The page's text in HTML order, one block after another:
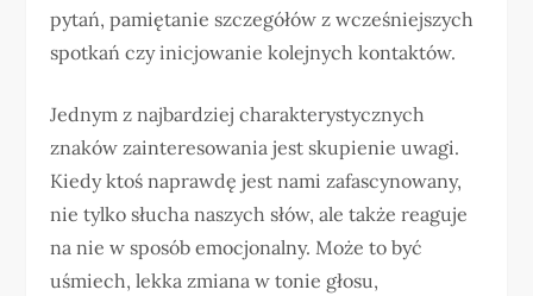
pytań, pamiętanie szczegółów z wcześniejszych
spotkań czy inicjowanie kolejnych kontaktów.
Jednym z najbardziej charakterystycznych
znaków zainteresowania jest skupienie uwagi.
Kiedy ktoś naprawdę jest nami zafascynowany,
nie tylko słucha naszych słów, ale także reaguje
na nie w sposób emocjonalny. Może to być
uśmiech, lekka zmiana w tonie głosu,